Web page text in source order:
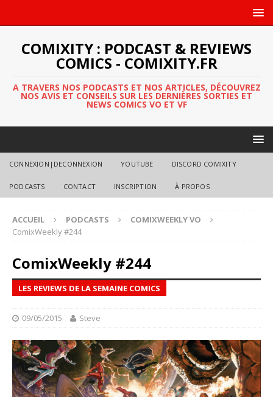
COMIXITY : PODCAST & REVIEWS
COMICS - COMIXITY.FR
A TRAVERS NOS PODCASTS ET NOS ARTICLES, DÉCOUVREZ
NOS AVIS ET CONSEILS SUR LES DERNIÈRES SORTIES ET
NEWS COMICS VO ET VF
CONNEXION|DECONNEXION YOUTUBE DISCORD COMIXITY
PODCASTS CONTACT INSCRIPTION À PROPOS
ACCUEIL PODCASTS
COMIXWEEKLY VO
ComixWeekly #244
ComixWeekly #244
LES REVIEWS DE LA SEMAINE COMICS
09/05/2015 Steve